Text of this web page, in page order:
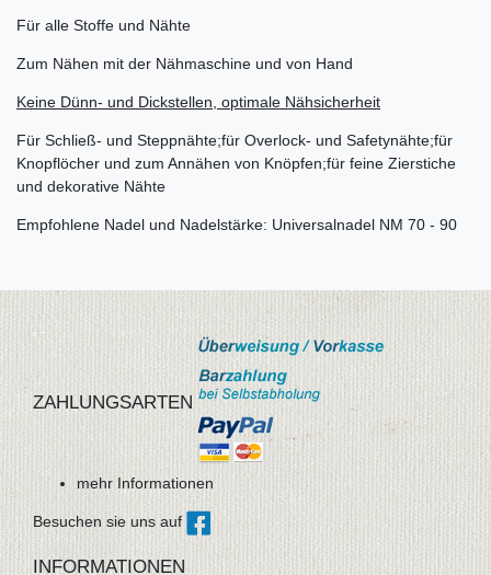
Für alle Stoffe und Nähte
Zum Nähen mit der Nähmaschine und von Hand
Keine Dünn- und Dickstellen, optimale Nähsicherheit
Für Schließ- und Steppnähte;für Overlock- und Safetynähte;für
Knopflöcher und zum Annähen von Knöpfen;für feine Zierstiche
und dekorative Nähte
Empfohlene Nadel und Nadelstärke: Universalnadel NM 70 - 90
ZAHLUNGSARTEN
mehr Informationen
Besuchen sie uns auf
INFORMATIONEN